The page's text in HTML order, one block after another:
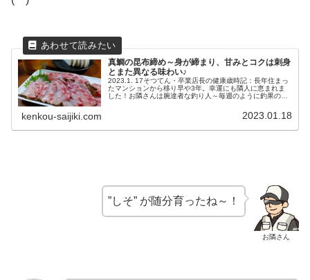
真鯛の昆布締め～身が締まり、甘みとコクは刺身
とまた異なる味わい♪
2023.1. 17そつてん・卒業店長の健康歳時記：長年住まっ
たマンションから移り早や3年。幸運にも隣人に恵まれま
した！お隣さんは腕達者な釣り人～毎週のように釣果の差
kenkou-saijiki.com 2023.01.18
お隣さん
”しそ” が随分育ったね～！